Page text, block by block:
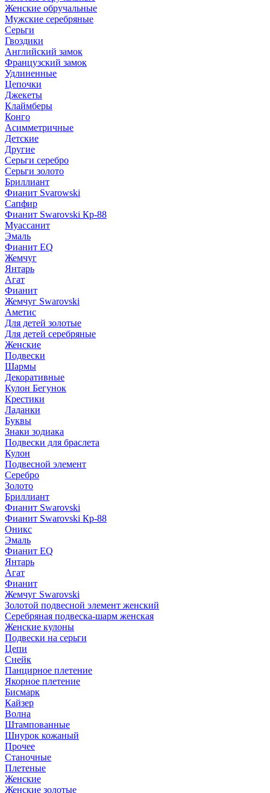
Женские обручальные
Мужские серебряные
Серьги
Гвоздики
Английский замок
Французский замок
Удлиненные
Цепочки
Джекеты
Клаймберы
Конго
Асимметричные
Детские
Другие
Серьги серебро
Серьги золото
Бриллиант
Фианит Svarowski
Сапфир
Фианит Swarovski Кр-88
Муассанит
Эмаль
Фианит EQ
Жемчуг
Янтарь
Агат
Фианит
Жемчуг Swarovski
Аметис
Для детей золотые
Для детей серебряные
Женские
Подвески
Шармы
Декоративные
Кулон Бегунок
Крестики
Ладанки
Буквы
Знаки зодиака
Подвески для браслета
Кулон
Подвесной элемент
Серебро
Золото
Бриллиант
Фианит Swarovski
Фианит Swarovski Кр-88
Оникс
Эмаль
Фианит EQ
Янтарь
Агат
Фианит
Жемчуг Swarovski
Золотой подвесной элемент женcкий
Серебряная подвеска-шарм женская
Женские кулоны
Подвески на серьги
Цепи
Снейк
Панцирное плетение
Якорное плетение
Бисмарк
Кайзер
Волна
Штампованные
Шнурок кожаный
Прочее
Станочные
Плетеные
Женские
Женские золотые